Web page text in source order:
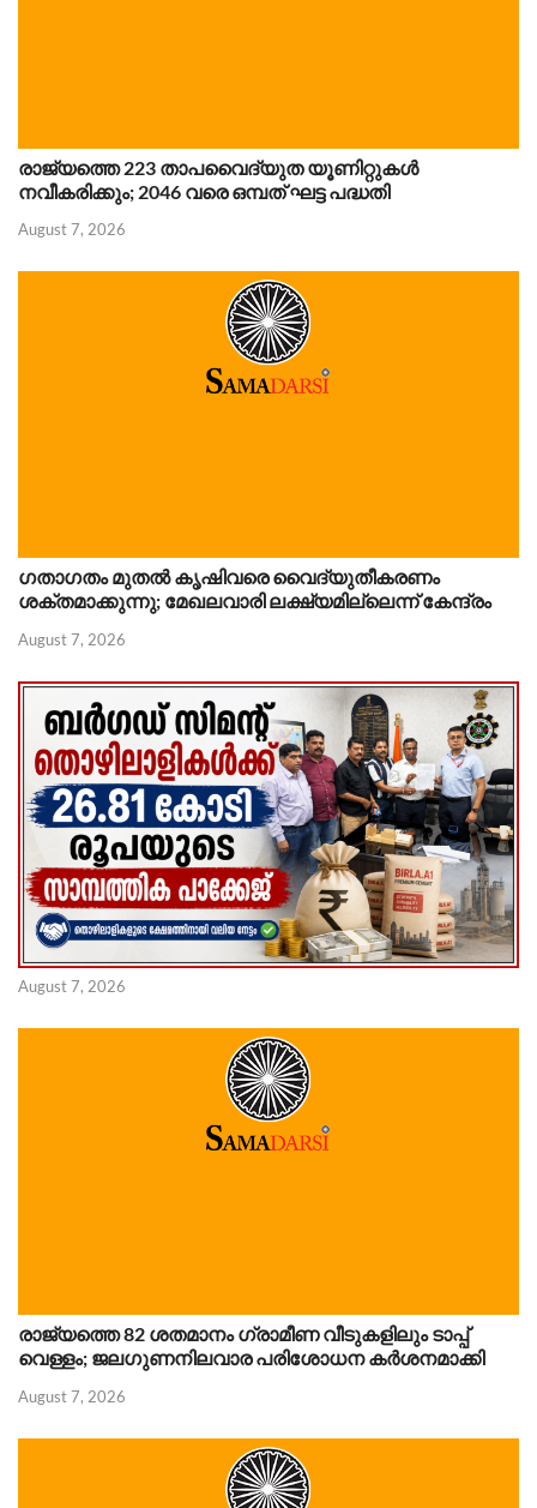
രാജ്യത്തെ 223 താപവൈദ്യുത യൂണിറ്റുകൾ
നവീകരിക്കും; 2046 വരെ ഒമ്പത് ഘട്ട പദ്ധതി
August 7, 2026
ഗതാഗതം മുതൽ കൃഷിവരെ വൈദ്യുതീകരണം
ശക്തമാക്കുന്നു; മേഖലവാരി ലക്ഷ്യമില്ലെന്ന് കേന്ദ്രം
August 7, 2026
August 7, 2026
രാജ്യത്തെ 82 ശതമാനം ഗ്രാമീണ വീടുകളിലും ടാപ്പ്
വെള്ളം; ജലഗുണനിലവാര പരിശോധന കർശനമാക്കി
August 7, 2026